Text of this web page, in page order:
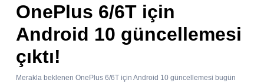
OnePlus 6/6T için
Android 10 güncellemesi
çıktı!
Merakla beklenen OnePlus 6/6T için Android 10 güncellemesi bugün